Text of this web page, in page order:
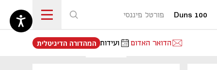
Duns 100 פורטל פיננסי
הדואר האדום ועידות
נפתח בכרטיסייה חדשה
המהדורה הדיגיטלית